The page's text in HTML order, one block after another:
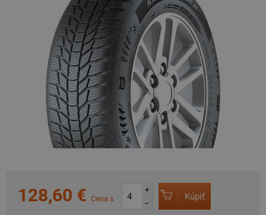
128,60 € Cena s
+
–
Kúpiť